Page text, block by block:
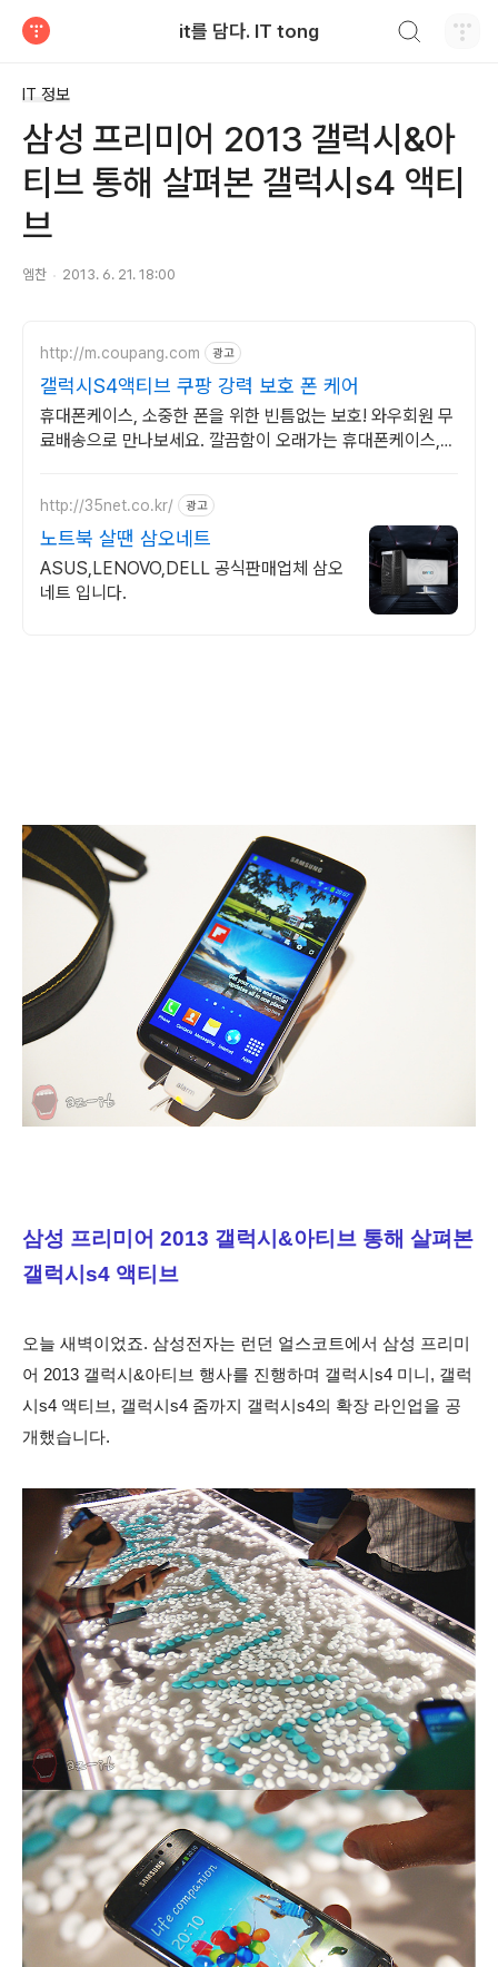
it를 담다. IT tong
IT 정보
삼성 프리미어 2013 갤럭시&아
티브 통해 살펴본 갤럭시s4 액티
브
엠찬 2013. 6. 21. 18:00
http://m.coupang.com 광고
갤럭시S4액티브 쿠팡 강력 보호 폰 케어
휴대폰케이스, 소중한 폰을 위한 빈틈없는 보호! 와우회원 무
료배송으로 만나보세요. 깔끔함이 오래가는 휴대폰케이스,
http://35net.co.kr/ 광고
노트북 살땐 삼오네트
ASUS,LENOVO,DELL 공식판매업체 삼오
네트 입니다.
삼성 프리미어 2013 갤럭시&아티브 통해 살펴본
갤럭시s4 액티브
오늘 새벽이었죠. 삼성전자는 런던 얼스코트에서 삼성 프리미
어 2013 갤럭시&아티브 행사를 진행하며 갤럭시s4 미니, 갤럭
시s4 액티브, 갤럭시s4 줌까지 갤럭시s4의 확장 라인업을 공
개했습니다.